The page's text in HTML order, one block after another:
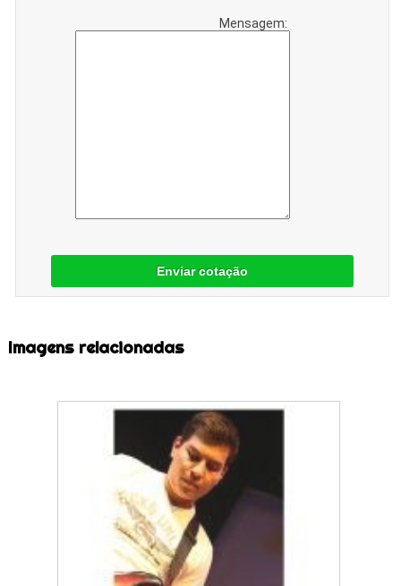
Mensagem:
Enviar cotação
Imagens relacionadas